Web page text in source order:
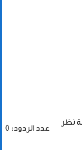
نظر
عدد الردود: 0